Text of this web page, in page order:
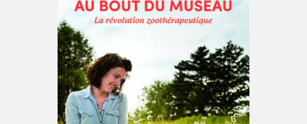
Espace enseignant·e·s
Espace pro